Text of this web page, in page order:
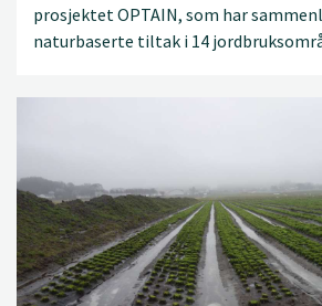
prosjektet OPTAIN, som har
naturbaserte tiltak i 14